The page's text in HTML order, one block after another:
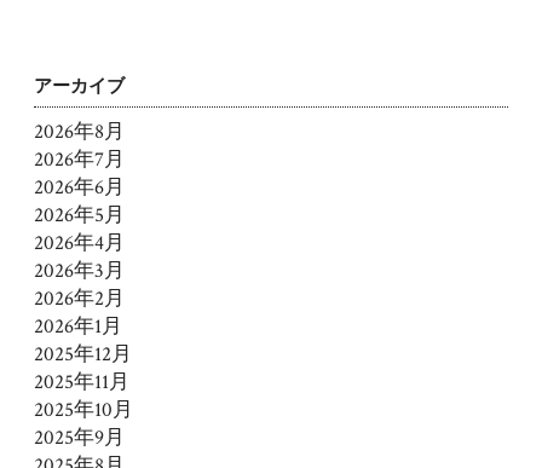
アーカイブ
2026年8月
2026年7月
2026年6月
2026年5月
2026年4月
2026年3月
2026年2月
2026年1月
2025年12月
2025年11月
2025年10月
2025年9月